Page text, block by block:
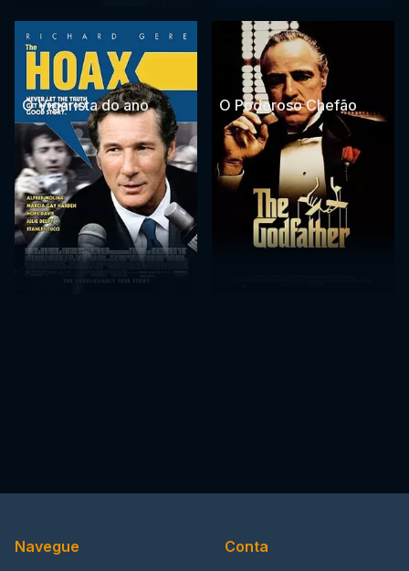
O Vigarista do ano O Poderoso Chefão
Navegue Conta